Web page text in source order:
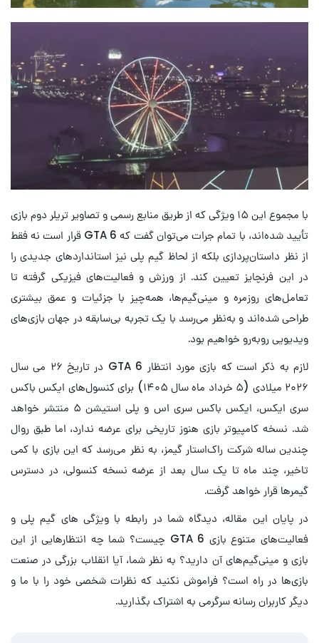
با مجموع این ۱۵ ویژگی که از طریق منابع رسمی و تصاویر تریلر دوم بازی
تأیید شده‌اند، با تمام جرات می‌توان گفت که GTA 6 قرار است نه فقط
از نظر داستان‌پردازی بلکه از لحاظ گیم پلی نیز استانداردهای جدیدی را
در این فرنچایز تعیین کند. از ورزش و فعالیت‌های فیزیکی گرفته تا
تعامل‌های روزمره و مینی‌گیم‌ها، همه‌چیز با جزئیات و عمق بیشتری
طراحی شده‌اند و به‌نظر می‌رسد با یک تجربه بی‌سابقه در جهان بازی‌های
ویدیویی روبه‌رو خواهیم بود.
لازم به ذکر است که بازی مورد انتظار GTA 6 در تاریخ ۲۶ می سال
۲۰۲۶ میلادی (۵ خرداد ماه سال ۱۴۰۵) برای کنسول‌های ایکس باکس
سری ایکس، ایکس باکس سری اس و پلی استیشن ۵ منتشر خواهد
شد. نسخه کامپیوتر بازی هنوز تاریخی برای عرضه ندارد، اما طبق روال
چندین ساله شرکت راک‌استار گیمز، به نظر می‌رسد که این بازی با کمی
تاخیر، چند ماه تا یک سال بعد از عرضه نسخه کنسولی، در دسترس
گیمرها قرار خواهد گرفت.
در پایان این مقاله، دیدگاه شما در رابطه با ویژگی های گیم پلی و
فعالیت‌های متنوع بازی GTA 6 چیست؟ شما چه انتظارهایی از این
بازی و مینی‌گیم‌های آن دارید؟ به نظر شما، آیا انقلاب بزرگی در صنعت
بازی‌ها در راه است؟ فراموش نکنید که نظرات شخصی خود را با ما و
دیگر کاربران رسانه سرگرمی به اشتراک بگذارید.